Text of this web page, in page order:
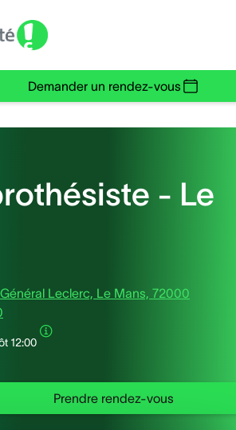
Demander un rendez-vous
- Le
Leclerc, Le Mans, 72000
12:00
Prendre rendez-vous